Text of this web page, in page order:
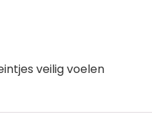
veilig voelen